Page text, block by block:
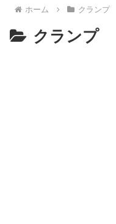
ホーム クランプ
クランプ